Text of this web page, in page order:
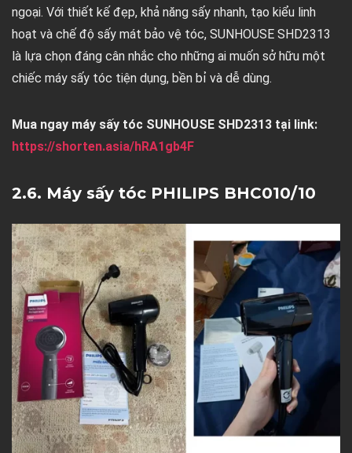
ngoại. Với thiết kế đẹp, khả năng sấy nhanh, tạo kiểu linh
hoạt và chế độ sấy mát bảo vệ tóc, SUNHOUSE SHD2313
là lựa chọn đáng cân nhắc cho những ai muốn sở hữu một
chiếc máy sấy tóc tiện dụng, bền bỉ và dễ dùng.
Mua ngay máy sấy tóc SUNHOUSE SHD2313 tại link:
https://shorten.asia/hRA1gb4F
2.6. Máy sấy tóc PHILIPS BHC010/10